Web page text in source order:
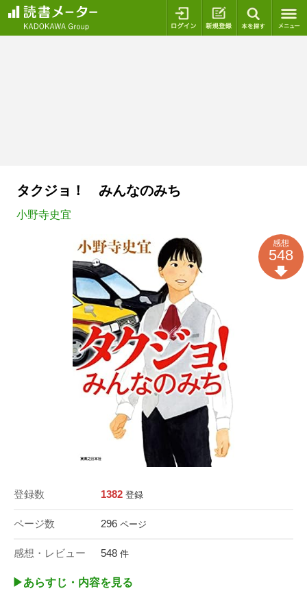
ログイン 新規登録
タクジョ！ みんなのみち
小野寺史宜
登録数 1382 登録
ページ数 296 ページ
感想・レビュー 548 件
感想
548
▶︎あらすじ・内容を見る